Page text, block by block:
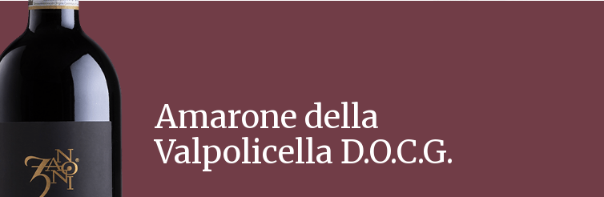
Amarone della
Valpolicella D.O.C.G.